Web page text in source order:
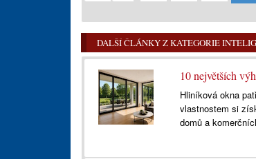
DALŠÍ ČLÁNKY Z KATEGORIE
10 největších
Hliníková okna
vlastnostem si
domů a